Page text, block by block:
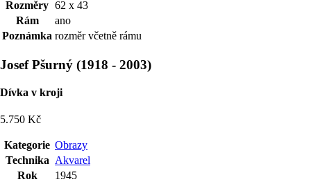
Rozměry 62 x 43
Rám
ano
Poznámka rozměr včetně rámu
Josef Pšurný (1918 - 2003)
Dívka v kroji
5.750 Kč
Kategorie Obrazy
Technika Akvarel
Rok
1945